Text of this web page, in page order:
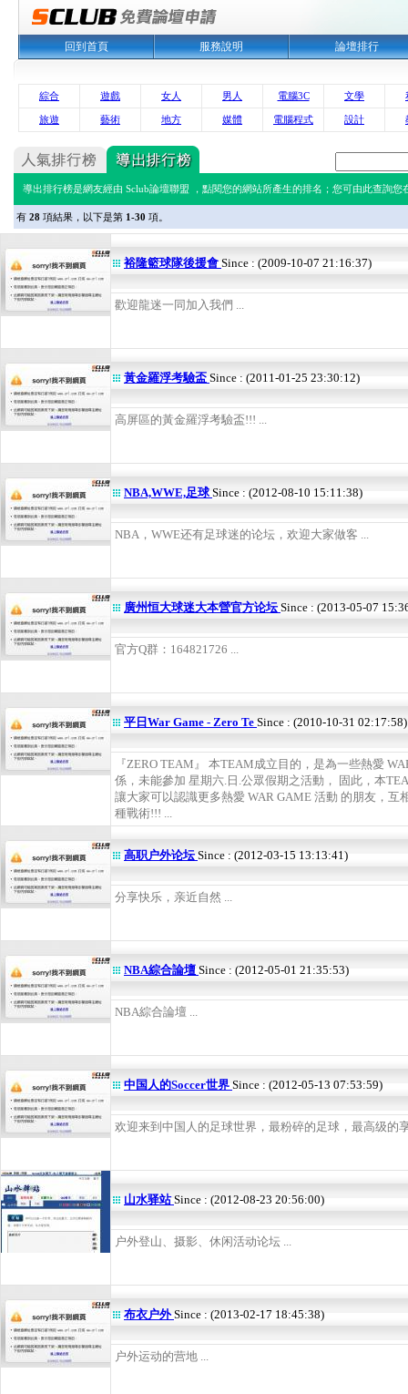
回到首頁 服務說明 論壇排行
綜合 遊戲 女人 男人 電腦3C 文學
旅遊 藝術 地方 媒體 電腦程式 設計
導出排行榜是網友經由 Sclub論壇聯盟 ，點閱您的網站所產生的排名；您可由此查詢您
有 28 項結果，以下是第 1-30 項。
裕隆籃球隊後援會 Since : (2009-10-07 21:16:37)
歡迎龍迷一同加入我們 ...
黃金羅浮考驗盃 Since : (2011-01-25 23:30:12)
高屏區的黃金羅浮考驗盃!!! ...
NBA,WWE,足球Since : (2012-08-10 15:11:38)
NBA，WWE还有足球迷的论坛，欢迎大家做客 ...
廣州恒大球迷大本營官方论坛Since : (2013-05-07
官方Q群：164821726 ...
平日War Game - Zero Te Since : (2010-10-31 02:17:58)
『ZERO TEAM』 本TEAM成立目的，是為一些熱愛
係，未能參加 星期六.日.公眾假期之活動， 固此，本
讓大家可以認識更多熱愛 WAR GAME 活動 的朋友，
種戰術!!! ...
高职户外论坛Since : (2012-03-15 13:13:41)
分享快乐，亲近自然 ...
NBA綜合論壇 Since : (2012-05-01 21:35:53)
NBA綜合論壇 ...
中国人的Soccer世界 Since : (2012-05-13 07:53:59)
欢迎来到中国人的足球世界，最粉碎的足球，最高级的
山水驿站Since : (2012-08-23 20:56:00)
户外登山、摄影、休闲活动论坛 ...
布衣户外Since : (2013-02-17 18:45:38)
户外运动的营地 ...